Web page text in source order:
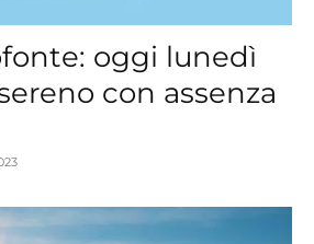
oggi lunedì
con assenza